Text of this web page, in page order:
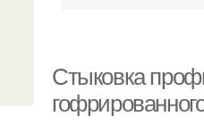
Стыковка